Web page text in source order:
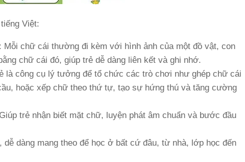
Việt:
Mỗi chữ cái thường đi kèm với hình ảnh của một đồ vật, con
chữ cái đó, giúp trẻ dễ dàng liên kết và ghi nhớ.
là công cụ lý tưởng để tổ chức các trò chơi như ghép chữ cái
hoặc xếp chữ theo thứ tự, tạo sự hứng thú và tăng cường
Giúp trẻ nhận biết mặt chữ, luyện phát âm chuẩn và bước đầu
dễ dàng mang theo để học ở bất cứ đâu, từ nhà, lớp học đến